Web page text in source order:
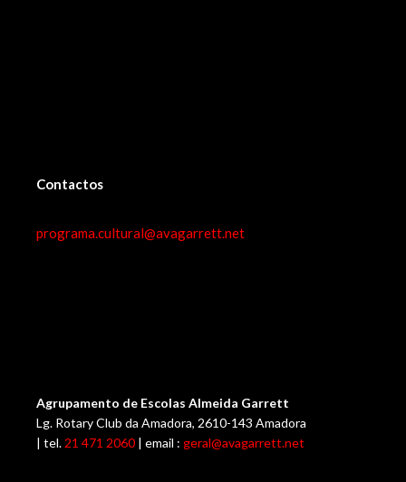
Contactos
programa.cultural@avagarrett.net
Agrupamento de Escolas Almeida Garrett
Lg. Rotary Club da Amadora, 2610-143 Amadora
| tel. 21 471 2060 | email : geral@avagarrett.net